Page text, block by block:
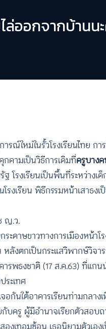
ล่ออกจากบ้านน
รณ์ใหม่ในรั้วโรงเรียนไทย
คามเป็นวิธีการเดิมที่ครูบาง
โรงเรียนเป็นพื้นที่ระหว่า
งเรียน พิธีกรรมหน้าเสาธง
ญ.ว.
ดาษขาวทางการเมืองหน้า
ลังตกเป็นกระแสวิพากษ์วิ
ธงชาติ (17 ส.ค.63) ที่แก
ะเทศ
จอกันใต้อาคารเรียนท่ามกล
บครู ผู้มีอำนาจเรียกตัวสอบ